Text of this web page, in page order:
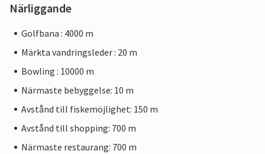
Närliggande
Golfbana : 4000 m
Märkta vandringsleder : 20 m
Bowling : 10000 m
Närmaste bebyggelse: 10 m
Avstånd till fiskemöjlighet: 150 m
Avstånd till shopping: 700 m
Närmaste restaurang: 700 m